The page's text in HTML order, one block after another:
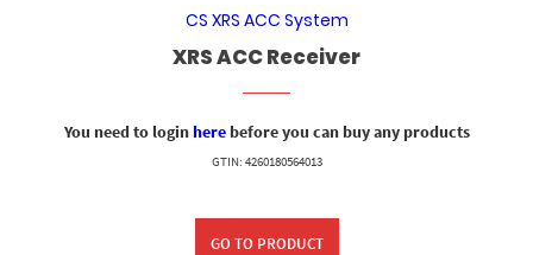
CS XRS ACC System
XRS ACC Receiver
You need to loginherebefore you can buy any products
GTIN: 4260180564013
GO TO PRODUCT